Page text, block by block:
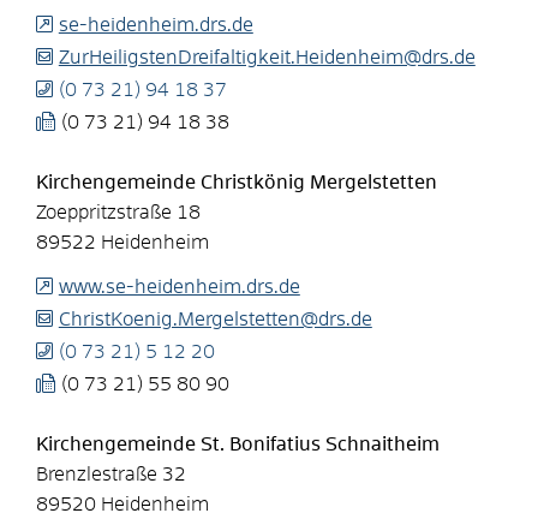
se-heidenheim.drs.de
ZurHeiligstenDreifaltigkeit.Heidenheim@drs.de
(0 73 21) 94 18 37
(0 73 21) 94 18 38
Kirchengemeinde Christkönig Mergelstetten
Zoeppritzstraße 18
89522 Heidenheim
www.se-heidenheim.drs.de
ChristKoenig.Mergelstetten@drs.de
(0 73 21) 5 12 20
(0 73 21) 55 80 90
Kirchengemeinde St. Bonifatius Schnaitheim
Brenzlestraße 32
89520 Heidenheim